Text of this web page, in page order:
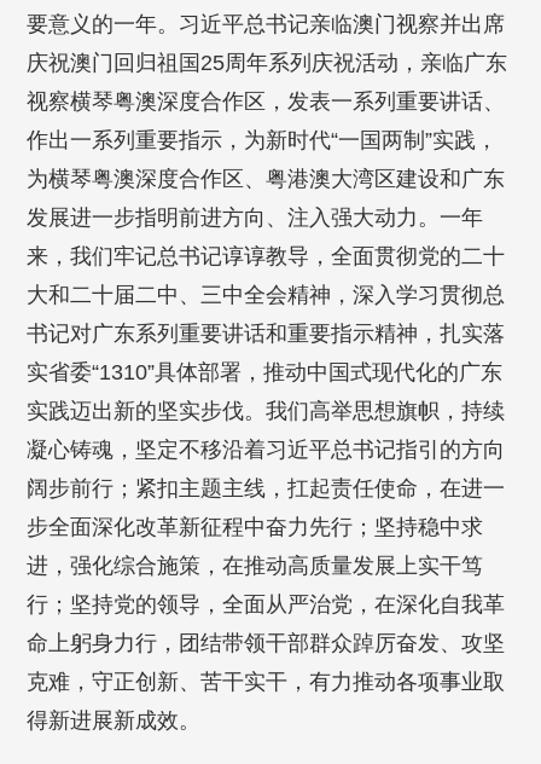
要意义的一年。习近平总书记亲临澳门视察并出席
庆祝澳门回归祖国25周年系列庆祝活动，亲临广东
视察横琴粤澳深度合作区，发表一系列重要讲话、
作出一系列重要指示，为新时代“一国两制”实践，
为横琴粤澳深度合作区、粤港澳大湾区建设和广东
发展进一步指明前进方向、注入强大动力。一年
来，我们牢记总书记谆谆教导，全面贯彻党的二十
大和二十届二中、三中全会精神，深入学习贯彻总
书记对广东系列重要讲话和重要指示精神，扎实落
实省委“1310”具体部署，推动中国式现代化的广东
实践迈出新的坚实步伐。我们高举思想旗帜，持续
凝心铸魂，坚定不移沿着习近平总书记指引的方向
阔步前行；紧扣主题主线，扛起责任使命，在进一
步全面深化改革新征程中奋力先行；坚持稳中求
进，强化综合施策，在推动高质量发展上实干笃
行；坚持党的领导，全面从严治党，在深化自我革
命上躬身力行，团结带领干部群众踔厉奋发、攻坚
克难，守正创新、苦干实干，有力推动各项事业取
得新进展新成效。